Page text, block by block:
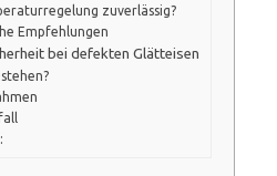
zuverlässig?
Empfehlungen
bei defekten Glätteisen